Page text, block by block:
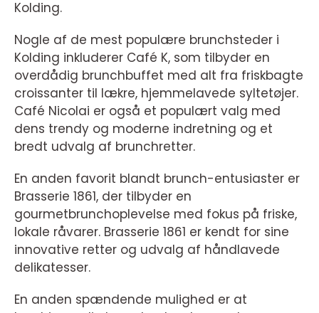
Kolding.
Nogle af de mest populære brunchsteder i
Kolding inkluderer Café K, som tilbyder en
overdådig brunchbuffet med alt fra friskbagte
croissanter til lækre, hjemmelavede syltetøjer.
Café Nicolai er også et populært valg med
dens trendy og moderne indretning og et
bredt udvalg af brunchretter.
En anden favorit blandt brunch-entusiaster er
Brasserie 1861, der tilbyder en
gourmetbrunchoplevelse med fokus på friske,
lokale råvarer. Brasserie 1861 er kendt for sine
innovative retter og udvalg af håndlavede
delikatesser.
En anden spændende mulighed er at